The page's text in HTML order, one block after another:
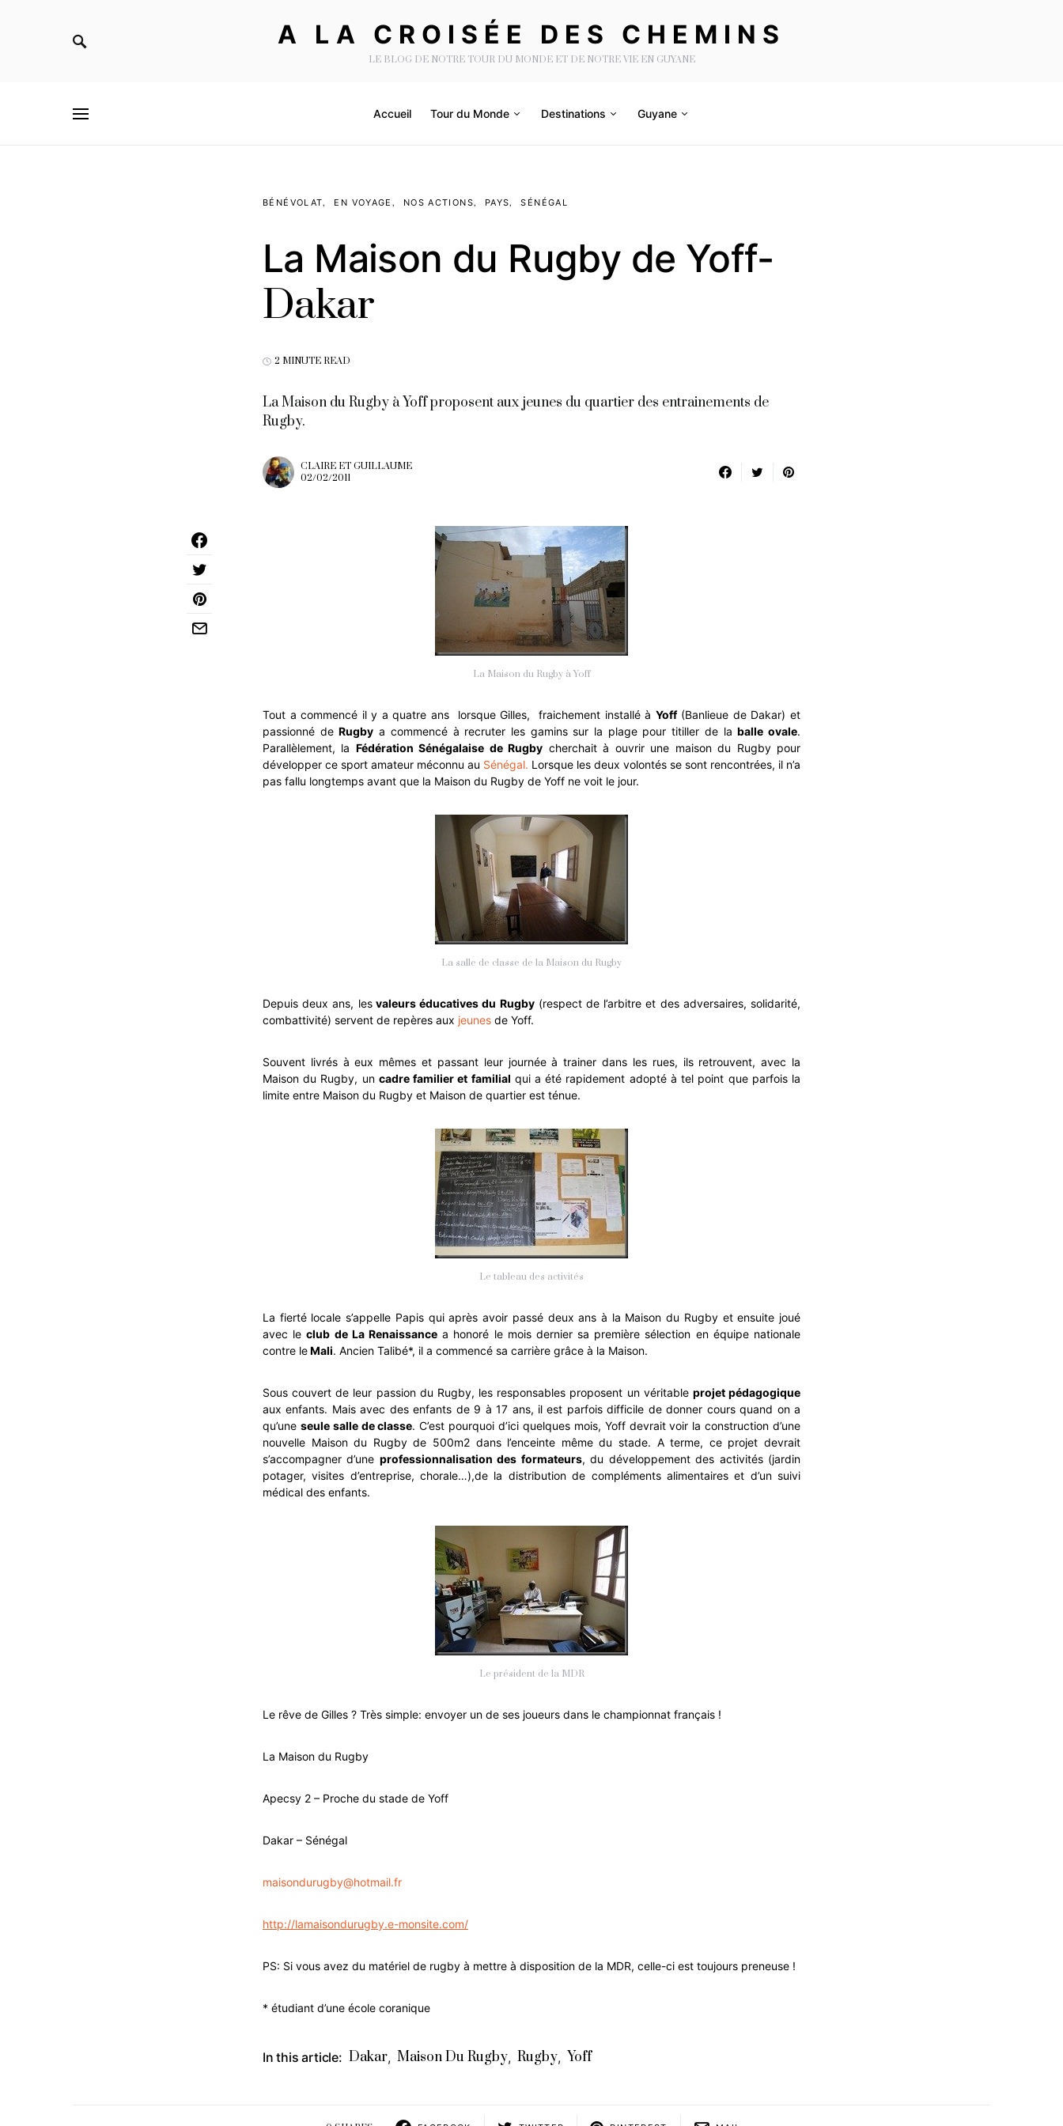
A LA CROISÉE DES CHEMINS
LE BLOG DE NOTRE TOUR DU MONDE ET DE NOTRE VIE EN GUYANE
Accueil Tour du Monde Destinations Guyane
BÉNÉVOLAT EN VOYAGE NOS ACTIONS PAYS SÉNÉGAL
La Maison du Rugby de Yoff-
Dakar
2 MINUTE READ
La Maison du Rugby à Yoff proposent aux jeunes du quartier des entrainements de
Rugby.
CLAIRE ET GUILLAUME
02/02/2011
La Maison du Rugby à Yoff
Tout a commencé il y a quatre ans lorsque Gilles, fraichement installé à Yoff(Banlieue de Dakar) et
passionné deRugby a commencé à recruter les gamins sur la plage pour titiller de laballe ovale.
Parallèlement, la Fédération Sénégalaise de Rugby cherchait à ouvrir une maison du Rugby pour
développer ce sport amateur méconnu au Sénégal. Lorsque les deux volontés se sont rencontrées, il n’a
pas fallu longtemps avant que la Maison du Rugby de Yoff ne voit le jour.
La salle de classe de la Maison du Rugby
Depuis deux ans, lesvaleurs éducatives du Rugby(respect de l’arbitre et des adversaires, solidarité,
combattivité) servent de repères aux jeunes de Yoff.
Souvent livrés à eux mêmes et passant leur journée à trainer dans les rues, ils retrouvent, avec la
Maison du Rugby, un cadre familier et familial qui a été rapidement adopté à tel point que parfois la
limite entre Maison du Rugby et Maison de quartier est ténue.
Le tableau des activités
La fierté locale s’appelle Papis qui après avoir passé deux ans à la Maison du Rugby et ensuite joué
avec leclub de La Renaissancea honoré le mois dernier sa première sélection en équipe nationale
contre leMali. Ancien Talibé*, il a commencé sa carrière grâce à la Maison.
Sous couvert de leur passion du Rugby, les responsables proposent un véritable projet pédagogique
aux enfants. Mais avec des enfants de 9 à 17 ans, il est parfois difficile de donner cours quand on a
qu’une seule salle de classe. C’est pourquoi d’ici quelques mois, Yoff devrait voir la construction d’une
nouvelle Maison du Rugby de 500m2 dans l’enceinte même du stade. A terme, ce projet devrait
s’accompagner d’une professionnalisation des formateurs, du développement des activités (jardin
potager, visites d’entreprise, chorale…),de la distribution de compléments alimentaires et d’un suivi
médical des enfants.
Le président de la MDR
Le rêve de Gilles ? Très simple: envoyer un de ses joueurs dans le championnat français !
La Maison du Rugby
Apecsy 2 – Proche du stade de Yoff
Dakar – Sénégal
maisondurugby@hotmail.fr
http://lamaisondurugby.e-monsite.com/
PS: Si vous avez du matériel de rugby à mettre à disposition de la MDR, celle-ci est toujours preneuse !
* étudiant d’une école coranique
In this article: Dakar, Maison Du Rugby, Rugby, Yoff